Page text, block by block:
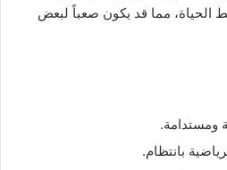
الحياة، مما قد يكون صعباً لبعض
ومستدامة.
بانتظام.